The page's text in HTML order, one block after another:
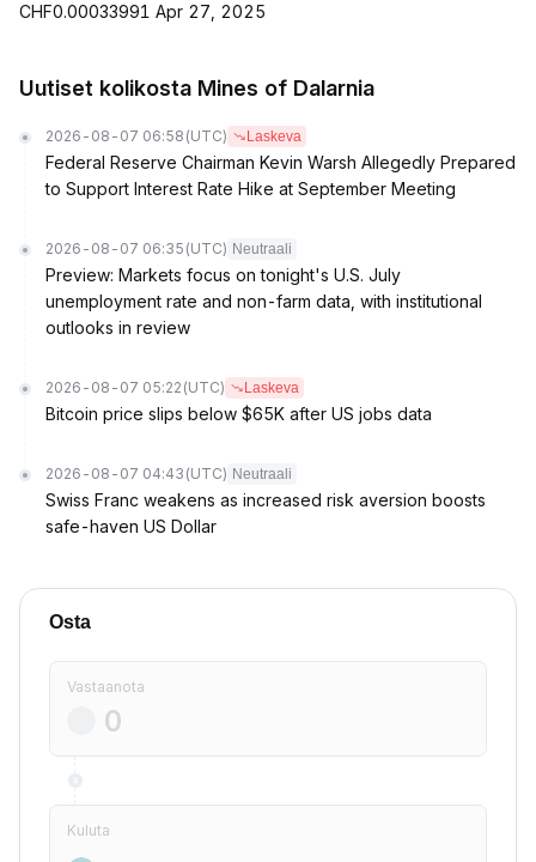
CHF0.00033991 Apr 27, 2025
Uutiset kolikosta Mines of Dalarnia
2026-08-07 06:58 (UTC) Laskeva
Federal Reserve Chairman Kevin Warsh Allegedly Prepared
to Support Interest Rate Hike at September Meeting
2026-08-07 06:35 (UTC) Neutraali
Preview: Markets focus on tonight's U.S. July
unemployment rate and non-farm data, with institutional
outlooks in review
2026-08-07 05:22 (UTC) Laskeva
Bitcoin price slips below $65K after US jobs data
2026-08-07 04:43 (UTC) Neutraali
Swiss Franc weakens as increased risk aversion boosts
safe-haven US Dollar
Osta
Vastaanota
Kuluta